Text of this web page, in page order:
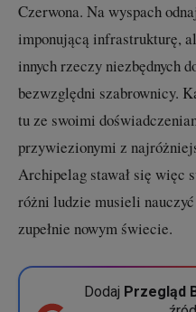
Czerwona. Na wyspach
imponującą infrastrukturę,
innych rzeczy niezbędnych
bezwzględni szabrownicy.
tu ze swoimi
przywiezionymi z
Archipelag stawał się więc
różni ludzie musieli
zupełnie nowym świecie.
Dodaj Przegląd